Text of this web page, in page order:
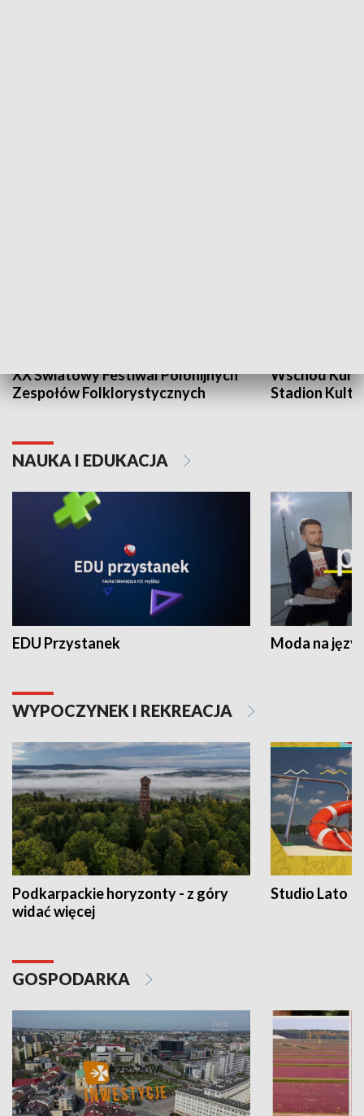
XX Światowy Festiwal Polonijnych
Zespołów Folklorystycznych
Wschód
Stadion
NAUKA I EDUKACJA
EDU Przystanek Moda na
WYPOCZYNEK I REKREACJA
Podkarpackie horyzonty - z góry
widać więcej
Studio Lato
GOSPODARKA